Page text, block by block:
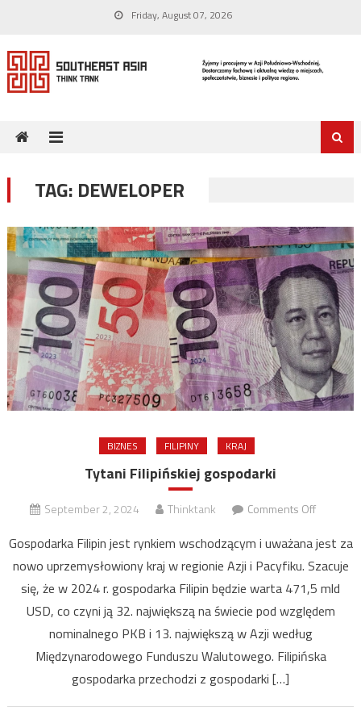
content
Friday, August 07, 2026
TAG: DEWELOPER
BIZNES FILIPINY KRAJ
Tytani Filipińskiej gospodarki
September 2, 2024 Thinktank Comments Offon
Gospodarka Filipin jest rynkiem wschodzącym i uważana jest za
nowo uprzemysłowiony kraj w regionie Azji i Pacyfiku. Szacuje
się, że w 2024 r. gospodarka Filipin będzie warta 471,5 mld
USD, co czyni ją 32. największą na świecie pod względem
nominalnego PKB i 13. największą w Azji według
Międzynarodowego Funduszu Walutowego. Filipińska
gospodarka przechodzi z gospodarki […]